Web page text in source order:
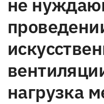
нагрузка